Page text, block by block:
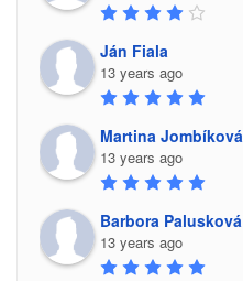
Ján Fiala
13 years ago
Martina Jombíková
13 years ago
Barbora Palusková
13 years ago